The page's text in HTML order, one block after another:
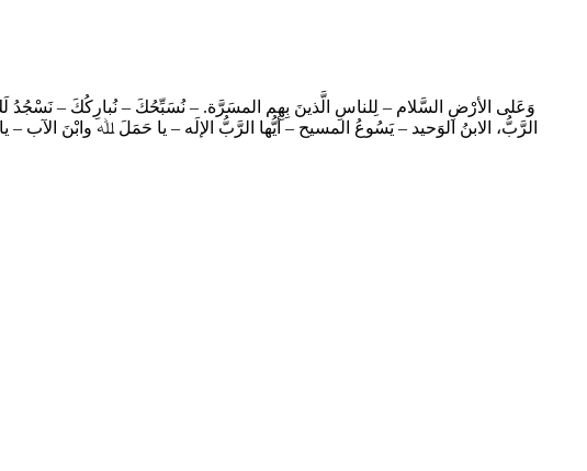
وَعَلى الأرْضِ السَّلام – لِلناسِ الَّذينَ بِهِم المسَرَّة. – نُسَبِّحُكَ – نُبارِكُكَ –
الرَّبُّ، الابنُ الوَحيد – يَسُوعُ المسيح – أيُّها الرَّبُّ الإلَه – يا حَمَلَ ﷲ وابْنَ الآب